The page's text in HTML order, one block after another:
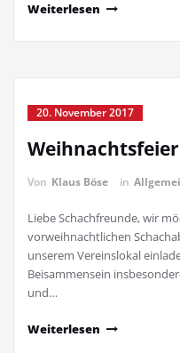
Weiterlesen
20. November 2017
Weihnachtsfeier
Von Klaus Böse in
Liebe Schachfreunde, wir
vorweihnachtlichen
unserem Vereinslokal
Beisammensein
und…
Weiterlesen